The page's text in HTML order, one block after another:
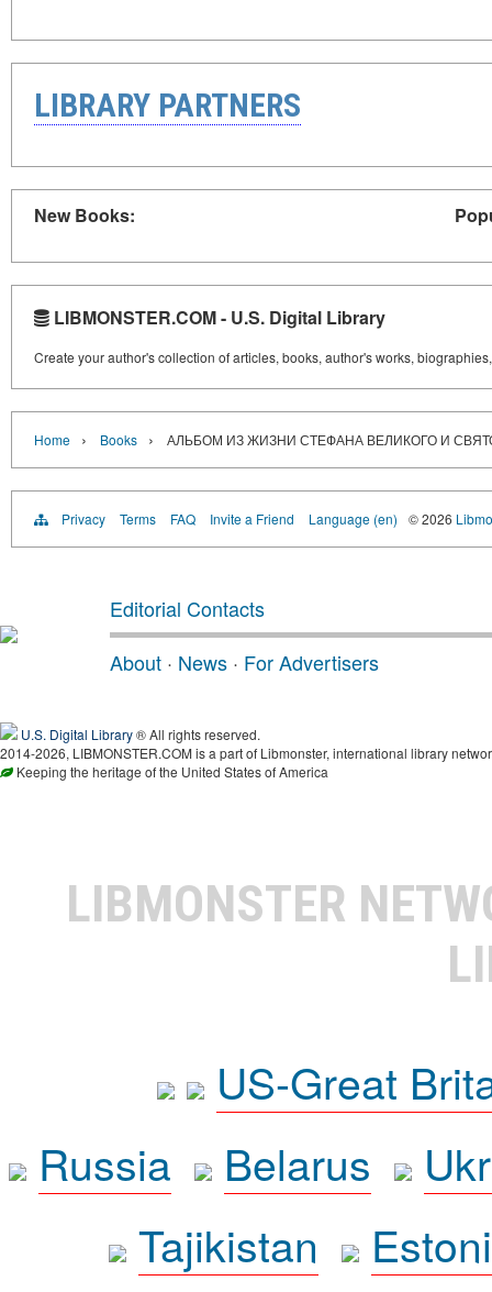
LIBRARY PARTNERS
New Books:
LIBMONSTER.COM - U.S. Digital Library
Create your author's collection of articles, books, author's works,
Home › Books › АЛЬБОМ ИЗ ЖИЗНИ СТЕФАНА ВЕЛИКОГО И
Privacy Terms FAQ Invite a Friend Language (en) © 2026
Editorial Contacts
About · News · For Advertisers
U.S. Digital Library® All rights reserved.
2014-2026, LIBMONSTER.COM is a part of Libmonster, international library
Keeping the heritage of the United States of America
LIBMONSTER
US-Great
Russia
Belarus
Tajikistan